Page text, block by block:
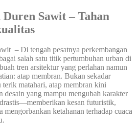
Sawit – Tahan
– Di tengah pesatnya perkembangan
salah satu titik pertumbuhan urban di
tren arsitektur yang perlahan namun
atap membran. Bukan sekadar
matahari, atap membran kini
desain yang mampu mengubah karakter
kesan futuristik,
mengorbankan ketahanan terhadap cuaca